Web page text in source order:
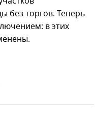
без торгов. Теперь
в этих